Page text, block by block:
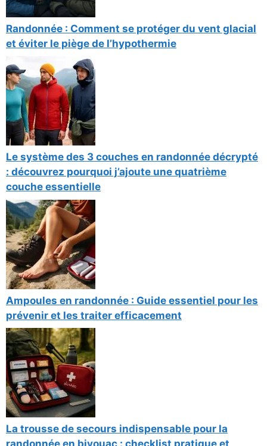
Randonnée : Comment se protéger du vent glacial
et éviter le piège de l’hypothermie
Le système des 3 couches en randonnée décrypté
: découvrez pourquoi j’ajoute une quatrième
couche essentielle
Ampoules en randonnée : Guide essentiel pour les
prévenir et les traiter efficacement
La trousse de secours indispensable pour la